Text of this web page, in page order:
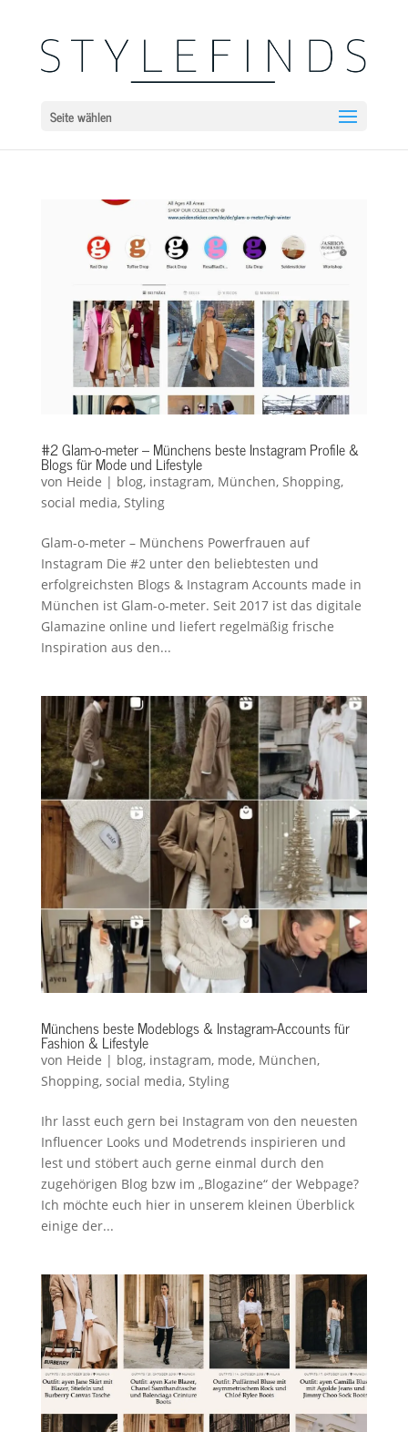
Seite wählen
#2 Glam-o-meter – Münchens beste Instagram Profile &
Blogs für Mode und Lifestyle
von Heide | blog, instagram, München, Shopping,
social media, Styling
Glam-o-meter – Münchens Powerfrauen auf
Instagram Die #2 unter den beliebtesten und
erfolgreichsten Blogs & Instagram Accounts made in
München ist Glam-o-meter. Seit 2017 ist das digitale
Glamazine online und liefert regelmäßig frische
Inspiration aus den...
Münchens beste Modeblogs & Instagram-Accounts für
Fashion & Lifestyle
von Heide | blog, instagram, mode, München,
Shopping, social media, Styling
Ihr lasst euch gern bei Instagram von den neuesten
Influencer Looks und Modetrends inspirieren und
lest und stöbert auch gerne einmal durch den
zugehörigen Blog bzw im „Blogazine“ der Webpage?
Ich möchte euch hier in unserem kleinen Überblick
einige der...